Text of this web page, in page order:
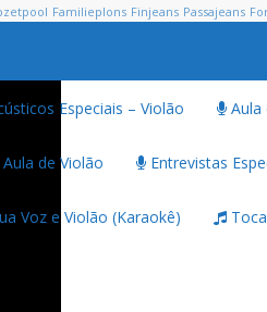
Familieplons Finjeans Passajeans
Especiais – Violão Aula
Aula de Violão Entrevistas
Voz e Violão (Karaokê)